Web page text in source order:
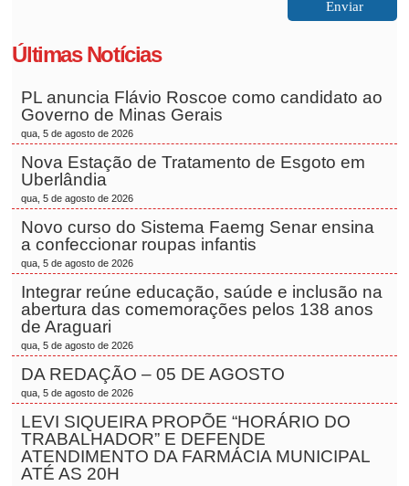
Últimas Notícias
PL anuncia Flávio Roscoe como candidato ao
Governo de Minas Gerais
qua, 5 de agosto de 2026
Nova Estação de Tratamento de Esgoto em
Uberlândia
qua, 5 de agosto de 2026
Novo curso do Sistema Faemg Senar ensina
a confeccionar roupas infantis
qua, 5 de agosto de 2026
Integrar reúne educação, saúde e inclusão na
abertura das comemorações pelos 138 anos
de Araguari
qua, 5 de agosto de 2026
DA REDAÇÃO – 05 DE AGOSTO
qua, 5 de agosto de 2026
LEVI SIQUEIRA PROPÕE “HORÁRIO DO
TRABALHADOR” E DEFENDE
ATENDIMENTO DA FARMÁCIA MUNICIPAL
ATÉ AS 20H